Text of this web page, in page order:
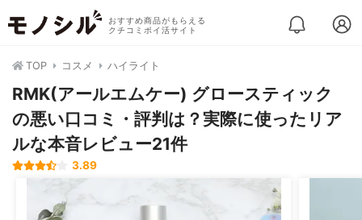
おすすめ商品がもらえる
クチコミポイ活サイト
TOP コスメ ハイライト
RMK(アールエムケー) グロースティック
の悪い口コミ・評判は？実際に使ったリア
ルな本音レビュー21件
3.89